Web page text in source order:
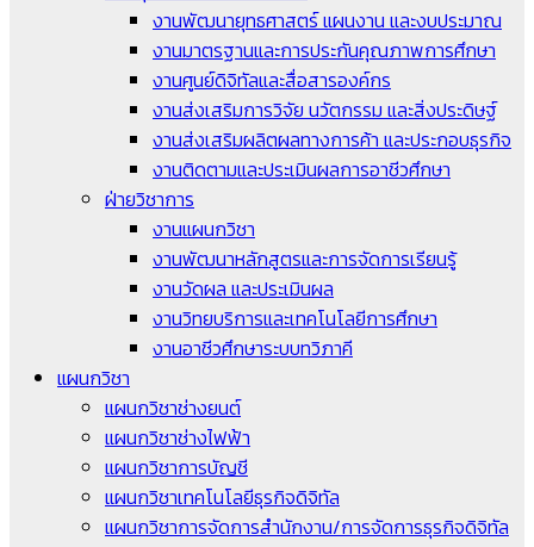
งานพัฒนายุทธศาสตร์ แผนงาน และงบประมาณ
งานมาตรฐานและการประกันคุณภาพการศึกษา
งานศูนย์ดิจิทัลและสื่อสารองค์กร
งานส่งเสริมการวิจัย นวัตกรรม และสิ่งประดิษฐ์
งานส่งเสริมผลิตผลทางการค้า และประกอบธุรกิจ
งานติดตามและประเมินผลการอาชีวศึกษา
ฝ่ายวิชาการ
งานแผนกวิชา
งานพัฒนาหลักสูตรและการจัดการเรียนรู้
งานวัดผล และประเมินผล
งานวิทยบริการและเทคโนโลยีการศึกษา
งานอาชีวศึกษาระบบทวิภาคี
แผนกวิชา
แผนกวิชาช่างยนต์
แผนกวิชาช่างไฟฟ้า
แผนกวิชาการบัญชี
แผนกวิชาเทคโนโลยีธุรกิจดิจิทัล
แผนกวิชาการจัดการสำนักงาน/การจัดการธุรกิจดิจิทัล